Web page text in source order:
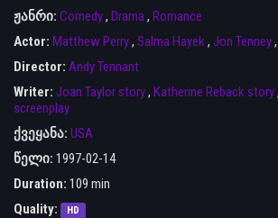
ჟანრი: Comedy, Drama, Romance
Actor: Matthew Perry, Salma Hayek , Jon Tenney,
Director: Andy Tennant
Writer: Joan Taylor story, Katherine Reback story,
screenplay
ქვეყანა: USA
წელი: 1997-02-14
Duration: 109 min
Quality:
HD